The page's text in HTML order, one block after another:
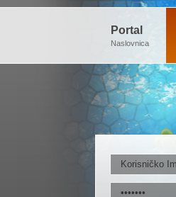
Portal
Naslovnica